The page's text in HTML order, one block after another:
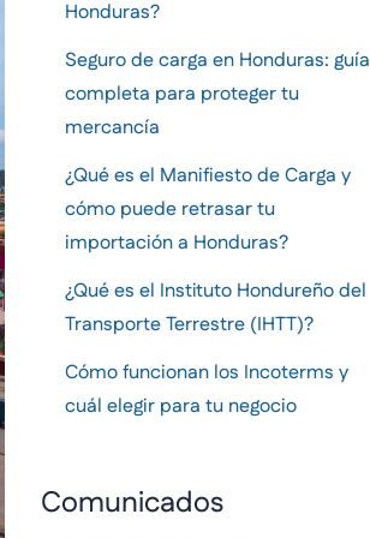
Honduras?
Seguro de carga en Honduras: guía
completa para proteger tu
mercancía
¿Qué es el Manifiesto de Carga y
cómo puede retrasar tu
importación a Honduras?
¿Qué es el Instituto Hondureño del
Transporte Terrestre (IHTT)?
Cómo funcionan los Incoterms y
cuál elegir para tu negocio
Comunicados